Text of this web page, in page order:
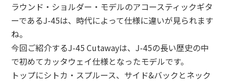
ラウンド・ショルダー・モデルのアコースティックギタ
ーであるJ-45は、時代によって仕様に違いが見られます
ね。
今回ご紹介するJ-45 Cutawayは、J-45の長い歴史の中
で初めてカッタウェイ仕様となったモデルです。
トップにシトカ・スプルース、サイド&バックとネック